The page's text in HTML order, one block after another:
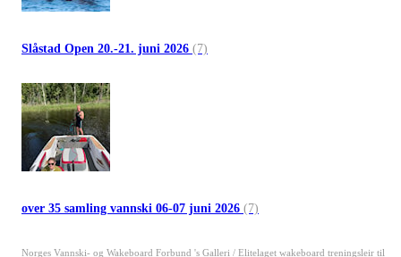
Slåstad Open 20.-21. juni 2026 (7)
over 35 samling vannski 06-07 juni 2026 (7)
Norges Vannski- og Wakeboard Forbund 's Galleri / Elitelaget wakeboard treningsleir til